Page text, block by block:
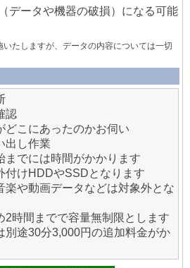
データや機器の破損）になる可能
たしますが、データの内容については一切
認
どこにあったのかお伺い
出し作業
までには時間がかかります
付けHDDやSSDとなります
楽や動画データなどは対象外とな
2時間までで容量無制限とします
別途30分3,000円の追加料金がか